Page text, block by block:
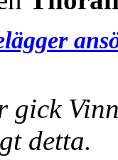
gick
detta.